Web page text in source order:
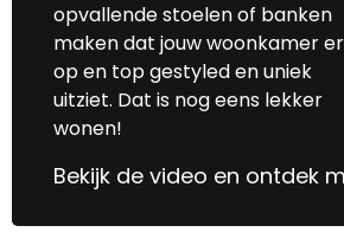
opvallende stoelen of banken
maken dat jouw woonkamer er
op en top gestyled en uniek
uitziet. Dat is nog eens lekker
wonen!
Bekijk de video en ontdek